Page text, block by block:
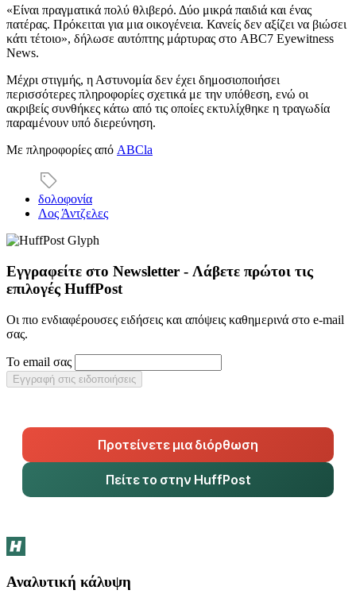
«Είναι πραγματικά πολύ θλιβερό. Δύο μικρά παιδιά και ένας
πατέρας. Πρόκειται για μια οικογένεια. Κανείς δεν αξίζει να βιώσει
κάτι τέτοιο», δήλωσε αυτόπτης μάρτυρας στο ABC7 Eyewitness
News.
Μέχρι στιγμής, η Αστυνομία δεν έχει δημοσιοποιήσει
περισσότερες πληροφορίες σχετικά με την υπόθεση, ενώ οι
ακριβείς συνθήκες κάτω από τις οποίες εκτυλίχθηκε η τραγωδία
παραμένουν υπό διερεύνηση.
Με πληροφορίες από ABCla
δολοφονία
Λος Άντζελες
Εγγραφείτε στο Newsletter - Λάβετε πρώτοι τις
επιλογές HuffPost
Οι πιο ενδιαφέρουσες ειδήσεις και απόψεις καθημερινά στο e-mail
σας.
Το email σας
Εγγραφή στις ειδοποιήσεις
Προτείνετε μια διόρθωση
Πείτε το στην HuffPost
Αναλυτική κάλυψη